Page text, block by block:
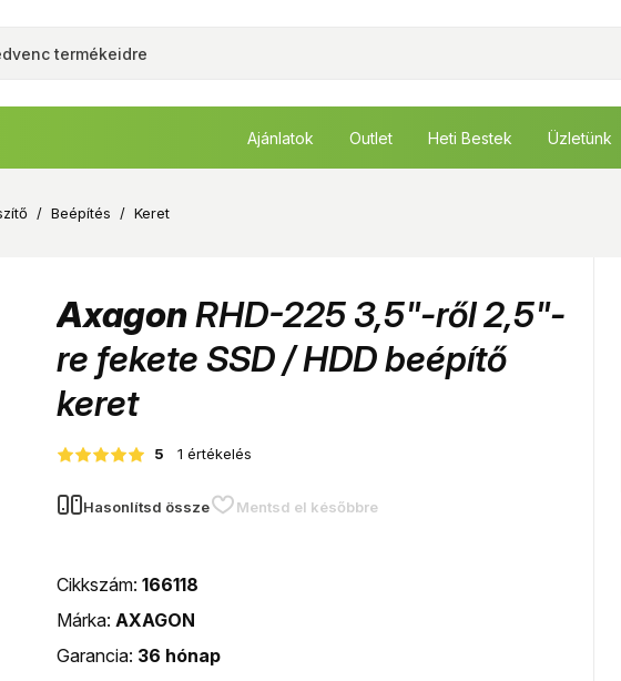
Ajánlatok Outlet Heti Bestek Üzletünk
/ Beépítés / Keret
AxagonRHD-225 3,5"-ről 2,5"-
re fekete SSD / HDD beépítő
keret
5 1 értékelés
Hasonlítsd össze Mentsd el későbbre
Cikkszám: 166118
Márka: AXAGON
Garancia: 36 hónap